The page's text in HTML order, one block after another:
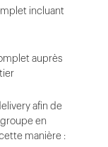
incluant
auprès
afin de
en
manière :